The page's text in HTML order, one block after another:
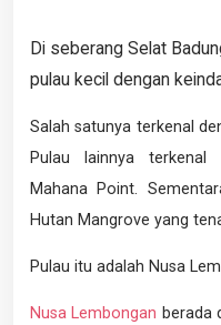
Di seberang Selat
pulau kecil dengan
Salah satunya terkenal
Pulau lainnya
Mahana Point.
Hutan Mangrove yang
Pulau itu adalah Nusa
Nusa Lembongan berada